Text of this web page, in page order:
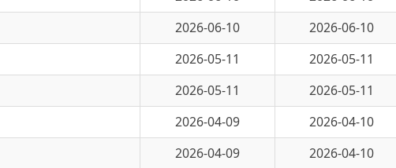
2026-05-11
2026-05-11
2026-04-09 2026-04-10
2026-04-09
2026-04-10
2026-03-10
2026-03-10